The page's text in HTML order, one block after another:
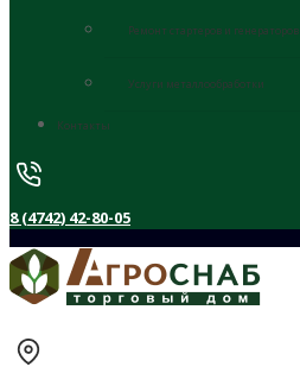
Ремонт стартеров и генераторов
Услуги металлообработки
Контакты
8 (4742) 42-80-05